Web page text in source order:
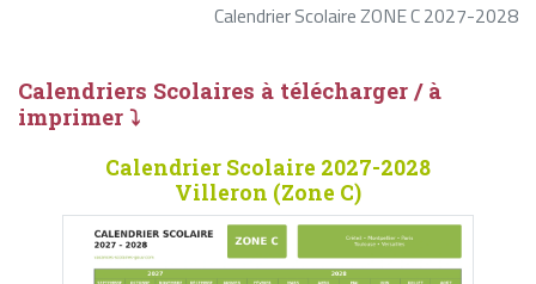
Calendrier Scolaire ZONE C 2027-2028
Calendriers Scolaires à télécharger / à
imprimer ⤵
Calendrier Scolaire 2027-2028
Villeron (Zone C)